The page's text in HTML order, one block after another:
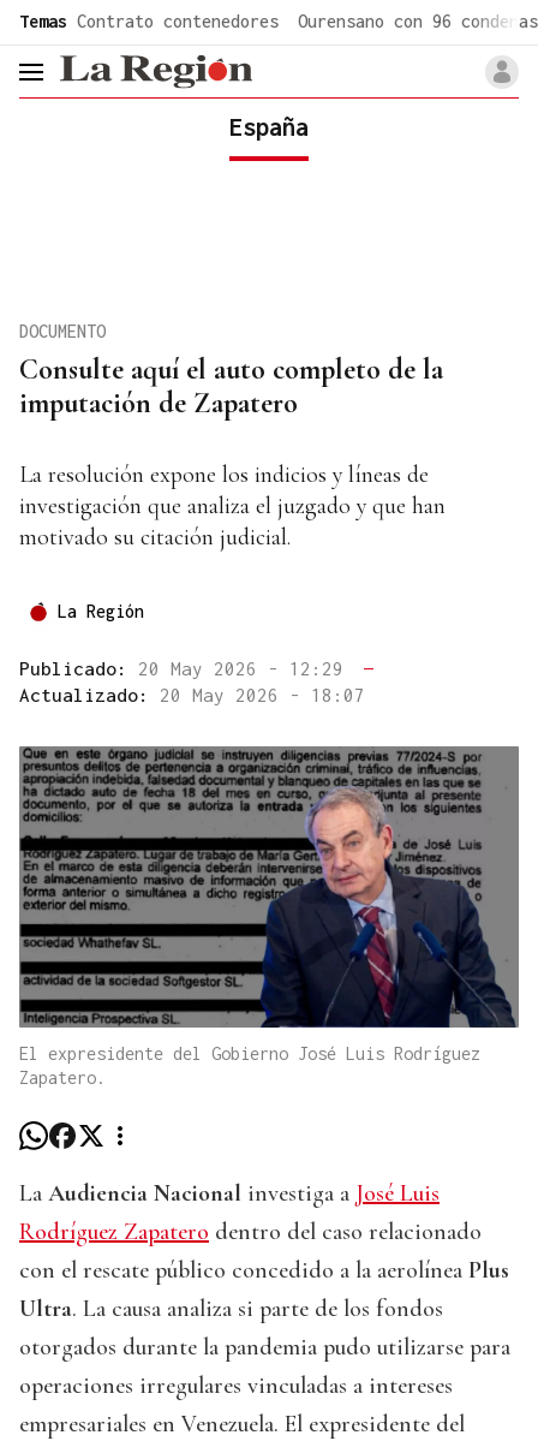
Temas Contrato contenedores Ourensano con 96 condenas
header.menu.open
España
Consulte aquí el auto completo de la
imputación de Zapatero
DOCUMENTO
La resolución expone los indicios y líneas de
investigación que analiza el juzgado y que han
motivado su citación judicial.
La Región
Publicado: 20 May 2026 - 12:29
—
Actualizado: 20 May 2026 - 18:07
El expresidente del Gobierno José Luis Rodríguez
Zapatero.
La Audiencia Nacional investiga a José Luis
Rodríguez Zapatero dentro del caso relacionado
con el rescate público concedido a la aerolínea Plus
Ultra. La causa analiza si parte de los fondos
otorgados durante la pandemia pudo utilizarse para
operaciones irregulares vinculadas a intereses
empresariales en Venezuela. El expresidente del